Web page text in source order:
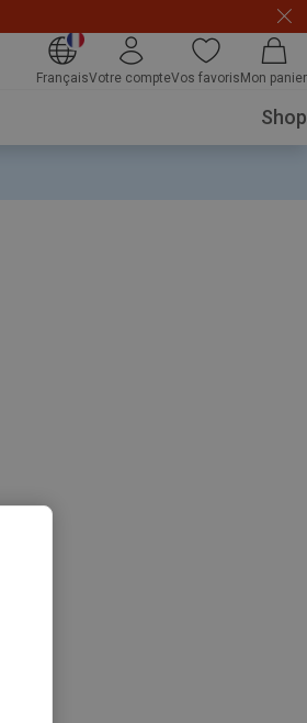
FrançaisVotre compteVos favoris Mon panier
Shop